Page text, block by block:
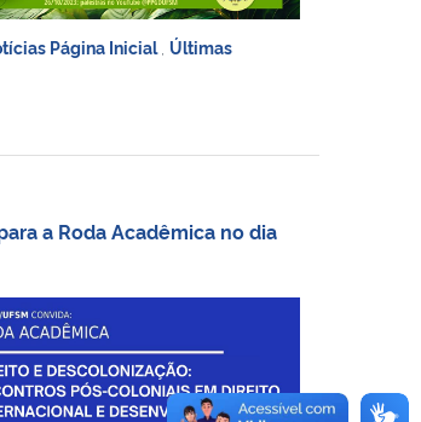
Página Inicial Últimas
a Roda Acadêmica no dia